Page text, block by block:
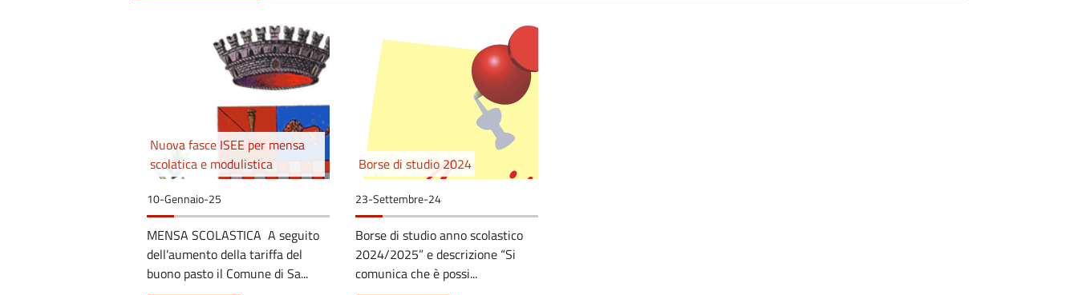
Nuova fasce ISEE per mensa
scolatica e modulistica
10-Gennaio-25
MENSA SCOLASTICA A seguito
dell’aumento della tariffa del
buono pasto il Comune di Sa...
Borse di studio 2024
23-Settembre-24
Borse di studio anno scolastico
2024/2025” e descrizione “Si
comunica che è possi...